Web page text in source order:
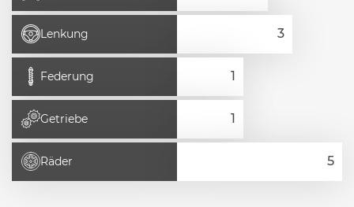
Lenkung
Federung
Getriebe
Räder